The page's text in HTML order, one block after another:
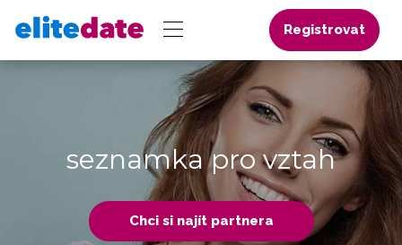
Registrovat
seznamka pro vztah
Chci si najít partnera